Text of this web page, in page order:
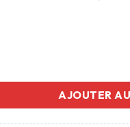
AJOUTER